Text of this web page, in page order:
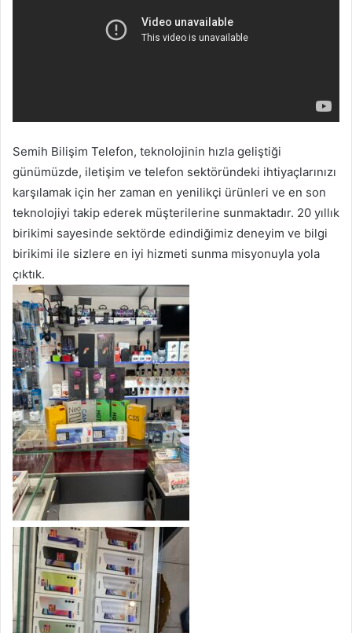
Semih Bilişim Telefon, teknolojinin hızla geliştiği
günümüzde, iletişim ve telefon sektöründeki ihtiyaçlarınızı
karşılamak için her zaman en yenilikçi ürünleri ve en son
teknolojiyi takip ederek müşterilerine sunmaktadır. 20 yıllık
birikimi sayesinde sektörde edindiğimiz deneyim ve bilgi
birikimi ile sizlere en iyi hizmeti sunma misyonuyla yola
çıktık.